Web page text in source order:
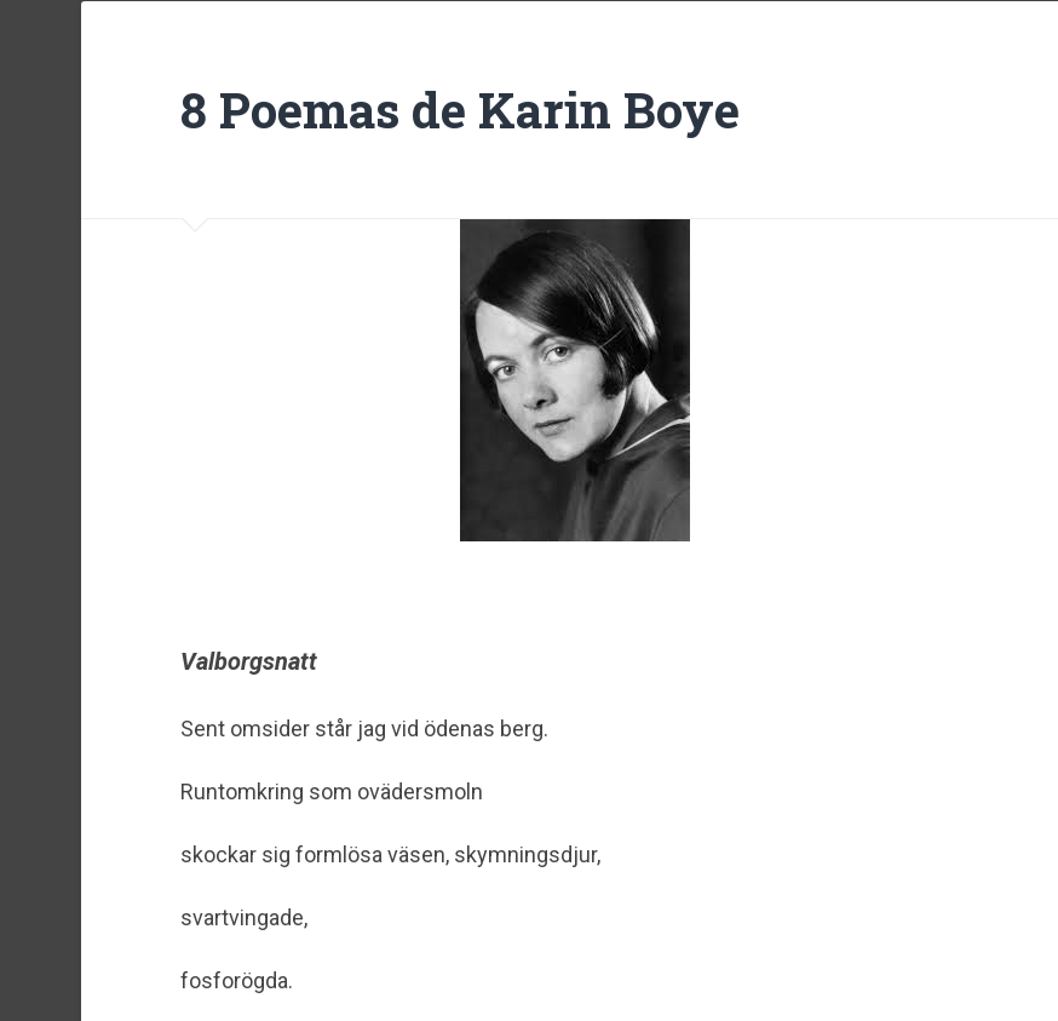
8 Poemas de Karin Boye
Valborgsnatt
Sent omsider står jag vid ödenas berg.
Runtomkring som ovädersmoln
skockar sig formlösa väsen, skymningsdjur,
svartvingade,
fosforögda.